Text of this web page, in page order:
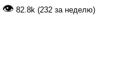
👁 82.8k (232 за неделю)